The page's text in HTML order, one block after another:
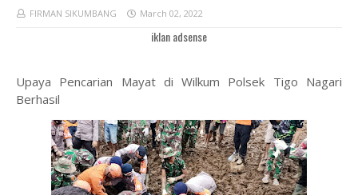
FIRMAN SIKUMBANG March 02, 2022
iklan adsense
Upaya Pencarian Mayat di Wilkum Polsek Tigo Nagari
Berhasil